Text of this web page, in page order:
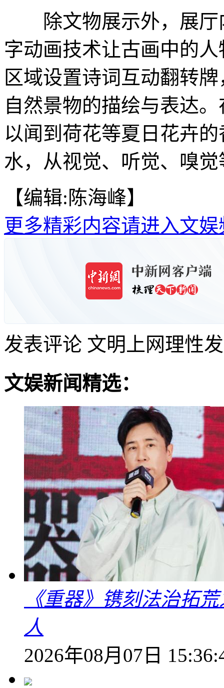
除文物展示外，展厅
字动画技术让古画中的
区域设置诗词互动翻转
自然景物的描绘与表达
以闻到荷花等夏日花卉
水，从视觉、听觉、嗅
【编辑:陈海峰】
更多精彩内容请进入文娱
发表评论 文明上网理性
文娱新闻精选：
《重器》镌刻法治拓
人
2026年08月07日